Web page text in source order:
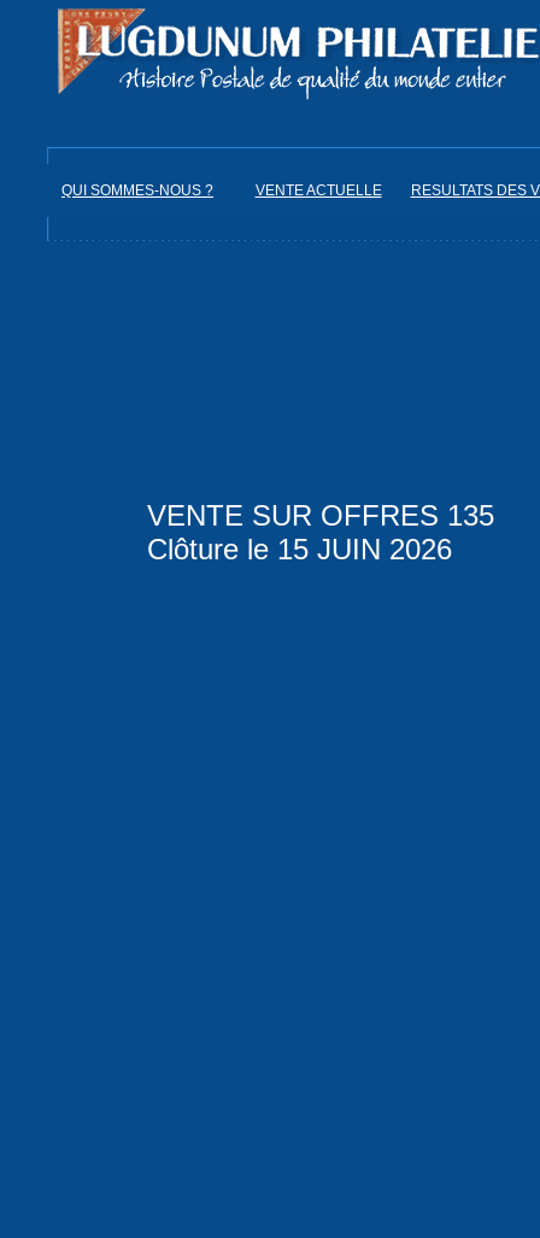
QUI SOMMES-NOUS ? VENTE ACTUELLE RESULTATS DES
VENTE SUR OFFRES 135
Clôture le 15 JUIN 2026